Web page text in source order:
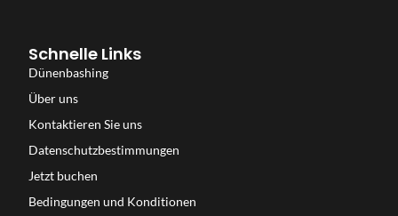
Schnelle Links
Dünenbashing
Über uns
Kontaktieren Sie uns
Datenschutzbestimmungen
Jetzt buchen
Bedingungen und Konditionen